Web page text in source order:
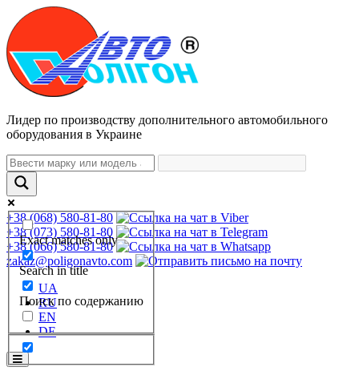
Лидер по производству дополнительного автомобильного
оборудования в Украине
Exact matches only
Search in title
Поиск по содержанию
+38 (068) 580-81-80
+38 (073) 580-81-80
+38 (066) 580-81-80
zakaz@poligonavto.com
UA
RU
EN
DE